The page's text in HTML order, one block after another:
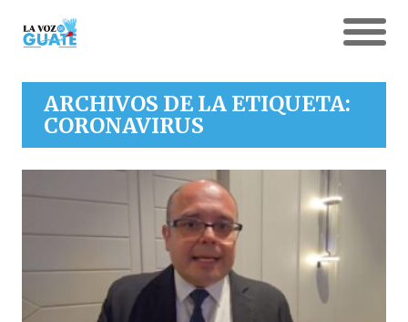
ARCHIVOS DE LA ETIQUETA:
CORONAVIRUS